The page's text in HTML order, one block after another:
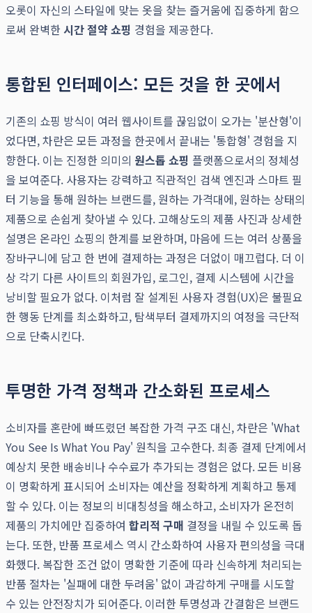
오롯이 자신의 스타일에 맞는 옷을 찾는 즐거움에 집중하게 함으
로써 완벽한시간 절약 쇼핑 경험을 제공한다.
통합된 인터페이스: 모든 것을 한 곳에서
기존의 쇼핑 방식이 여러 웹사이트를 끊임없이 오가는 '분산형'이
었다면, 차란은 모든 과정을 한곳에서 끝내는 '통합형' 경험을 지
향한다. 이는 진정한 의미의 원스톱 쇼핑 플랫폼으로서의 정체성
을 보여준다. 사용자는 강력하고 직관적인 검색 엔진과 스마트 필
터 기능을 통해 원하는 브랜드를, 원하는 가격대에, 원하는 상태의
제품으로 손쉽게 찾아낼 수 있다. 고해상도의 제품 사진과 상세한
설명은 온라인 쇼핑의 한계를 보완하며, 마음에 드는 여러 상품을
장바구니에 담고 한 번에 결제하는 과정은 더없이 매끄럽다. 더 이
상 각기 다른 사이트의 회원가입, 로그인, 결제 시스템에 시간을
낭비할 필요가 없다. 이처럼 잘 설계된 사용자 경험(UX)은 불필요
한 행동 단계를 최소화하고, 탐색부터 결제까지의 여정을 극단적
으로 단축시킨다.
투명한 가격 정책과 간소화된 프로세스
소비자를 혼란에 빠뜨렸던 복잡한 가격 구조 대신, 차란은 'What
You See Is What You Pay' 원칙을 고수한다. 최종 결제 단계에서
예상치 못한 배송비나 수수료가 추가되는 경험은 없다. 모든 비용
이 명확하게 표시되어 소비자는 예산을 정확하게 계획하고 통제
할 수 있다. 이는 정보의 비대칭성을 해소하고, 소비자가 온전히
제품의 가치에만 집중하여 합리적 구매 결정을 내릴 수 있도록 돕
는다. 또한, 반품 프로세스 역시 간소화하여 사용자 편의성을 극대
화했다. 복잡한 조건 없이 명확한 기준에 따라 신속하게 처리되는
반품 절차는 '실패에 대한 두려움' 없이 과감하게 구매를 시도할
수 있는 안전장치가 되어준다. 이러한 투명성과 간결함은 브랜드